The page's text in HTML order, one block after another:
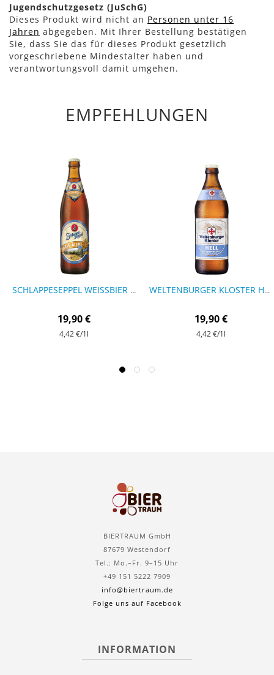
Jugendschutzgesetz (JuSchG)
Dieses Produkt wird nicht an Personen unter 16
Jahren abgegeben. Mit Ihrer Bestellung bestätigen
Sie, dass Sie das für dieses Produkt gesetzlich
vorgeschriebene Mindestalter haben und
verantwortungsvoll damit umgehen.
EMPFEHLUNGEN
SCHLAPPESEPPEL WEISSBIER - 9 FLASCHEN
19,90 €
4,42 €/1l
WELTENBURGER KLOSTER HELL - 9 FLASCHEN
19,90 €
4,42 €/1l
BIERTRAUM GmbH
87679 Westendorf
Tel.: Mo.–Fr. 9–15 Uhr
+49 151 5222 7909
info@biertraum.de
Folge uns auf Facebook
INFORMATION